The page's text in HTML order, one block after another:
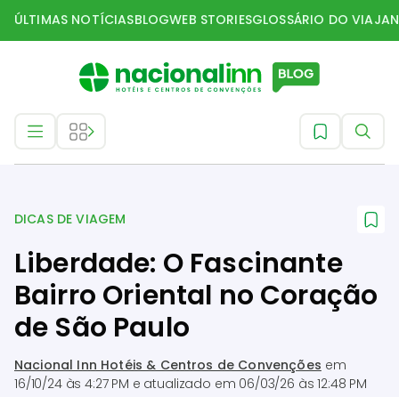
ÚLTIMAS NOTÍCIASBLOGWEB STORIESGLOSSÁRIO DO
DICAS DE VIAGEM
Liberdade: O Fascinante
Bairro Oriental no Coração
de São Paulo
Nacional Inn Hotéis & Centros de Convenções em
16/10/24 às 4:27 PM e atualizado em 06/03/26 às 12:48 PM